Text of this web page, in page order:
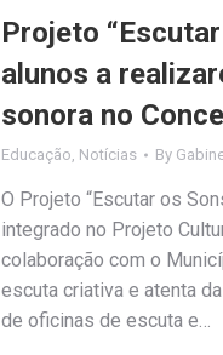
Projeto
alunos a
sonora no
Educação, Notícias By
O Projeto “Escutar os
integrado no Projeto
colaboração com o
escuta criativa e atenta
de oficinas de escuta e…